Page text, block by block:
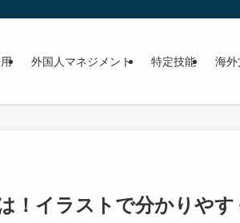
外国人マネジメント 特定技能 海外
！イラストで分かりやす